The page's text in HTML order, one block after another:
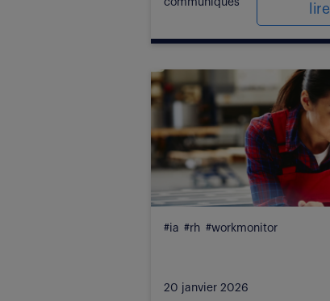
communiqués lire
#ia #rh #workmonitor
20 janvier 2026